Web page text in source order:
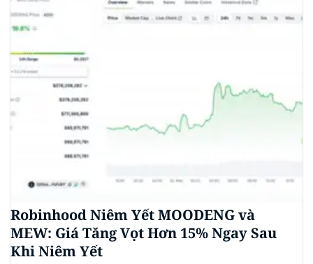
tiền điện tử. Các...
Robinhood Niêm Yết MOODENG và
MEW: Giá Tăng Vọt Hơn 15% Ngay Sau
Khi Niêm Yết